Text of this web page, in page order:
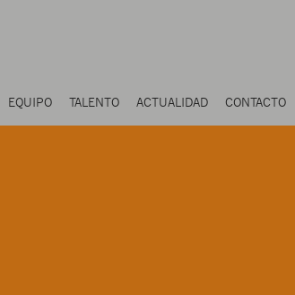
EQUIPO TALENTO ACTUALIDAD CONTACTO